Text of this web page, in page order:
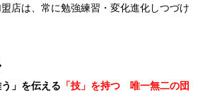
店は、常に勉強練習・変化進化しつづけ
」を伝える 「技」を持つ 唯一無二の団